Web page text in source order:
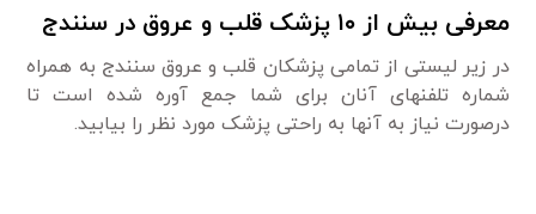
معرفی بیش از ۱۰ پزشک قلب و عروق در سنندج
در زیر لیستی از تمامی پزشکان قلب و عروق سنندج به همراه
شماره تلفنهای آنان برای شما جمع آوره شده است تا
درصورت نیاز به آنها به راحتی پزشک مورد نظر را بیابید.